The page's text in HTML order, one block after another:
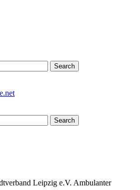
Search
Search
Leipzig e.V. Ambulanter